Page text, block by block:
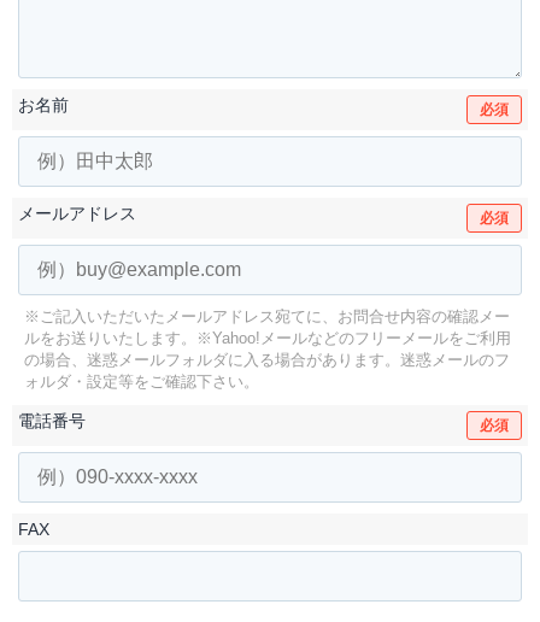
お名前 必須
メールアドレス 必須
※ご記入いただいたメールアドレス宛てに、お問合せ内容の確認メー
ルをお送りいたします。
※Yahoo!メールなどのフリーメールをご利用
の場合、迷惑メールフォルダに入る場合があります。 迷惑メールのフ
ォルダ・設定等をご確認下さい。
電話番号 必須
FAX